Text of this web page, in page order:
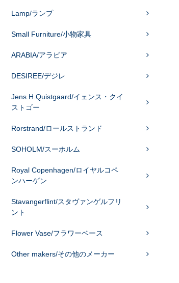
Lamp/ランプ
Small Furniture/小物家具
ARABIA/アラビア
DESIREE/デジレ
Jens.H.Quistgaard/イェンス・クイ
ストゴー
Rorstrand/ロールストランド
SOHOLM/スーホルム
Royal Copenhagen/ロイヤルコペ
ンハーゲン
Stavangerflint/スタヴァンゲルフリ
ント
Flower Vase/フラワーベース
Other makers/その他のメーカー